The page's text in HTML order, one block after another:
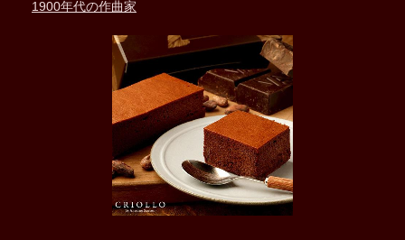
1900年代の作曲家